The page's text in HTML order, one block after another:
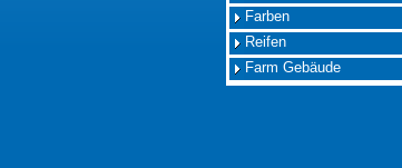
Farben
Reifen
Farm Gebäude